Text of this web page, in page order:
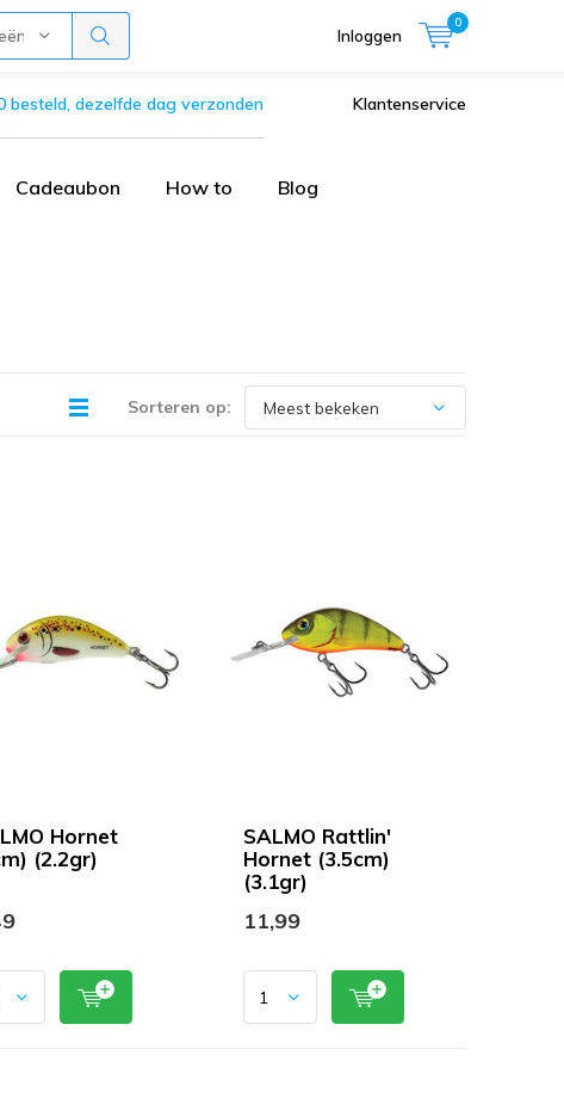
Inloggen
0
besteld, dezelfde dag verzonden Klantenservice
Cadeaubon How to Blog
Sorteren op:
Hornet
(2.2gr)
SALMO Rattlin'
Hornet (3.5cm)
(3.1gr)
11,99